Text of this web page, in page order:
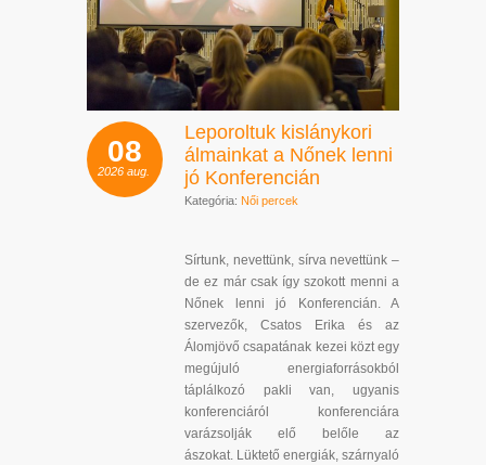
08
2026 aug.
Leporoltuk kislánykori
álmainkat a Nőnek lenni
jó Konferencián
Kategória: Női percek
Sírtunk, nevettünk, sírva nevettünk –
de ez már csak így szokott menni a
Nőnek lenni jó Konferencián. A
szervezők, Csatos Erika és az
Álomjövő csapatának kezei közt egy
megújuló energiaforrásokból
táplálkozó pakli van, ugyanis
konferenciáról konferenciára
varázsolják elő belőle az
ászokat. Lüktető energiák, szárnyaló